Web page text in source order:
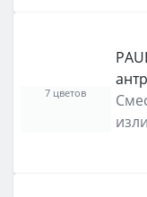
7 цветов